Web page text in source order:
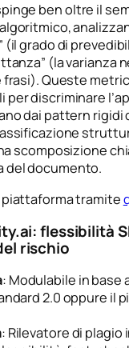
ben oltre il
(il grado di
(la varianza
Queste
per discriminare
dai pattern rigidi
scomposizione
del documento.
piattaforma tramite
flessibilità
rischio
: Modulabile in base
2.0 oppure il
: Rilevatore di plagio